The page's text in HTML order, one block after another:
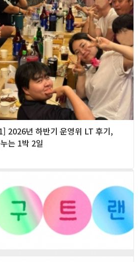
2026년 하반기 운영위 LT 후기,
는 1박 2일